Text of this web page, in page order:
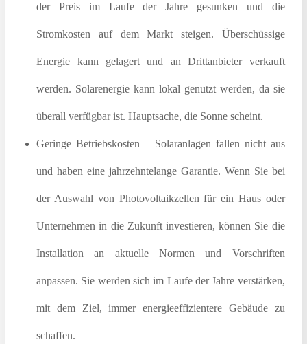
der Preis im Laufe der Jahre gesunken und die
Stromkosten auf dem Markt steigen. Überschüssige
Energie kann gelagert und an Drittanbieter verkauft
werden. Solarenergie kann lokal genutzt werden, da sie
überall verfügbar ist. Hauptsache, die Sonne scheint.
Geringe Betriebskosten – Solaranlagen fallen nicht aus
und haben eine jahrzehntelange Garantie. Wenn Sie bei
der Auswahl von Photovoltaikzellen für ein Haus oder
Unternehmen in die Zukunft investieren, können Sie die
Installation an aktuelle Normen und Vorschriften
anpassen. Sie werden sich im Laufe der Jahre verstärken,
mit dem Ziel, immer energieeffizientere Gebäude zu
schaffen.